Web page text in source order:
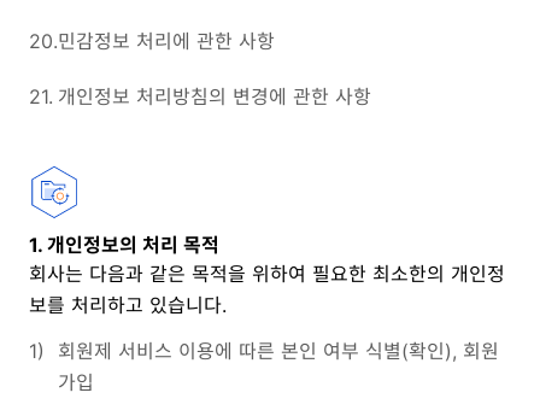
20.민감정보 처리에 관한 사항
21. 개인정보 처리방침의 변경에 관한 사항
1. 개인정보의 처리 목적
회사는 다음과 같은 목적을 위하여 필요한 최소한의 개인정
보를 처리하고 있습니다.
1)
회원제 서비스 이용에 따른 본인 여부 식별(확인), 회원
가입